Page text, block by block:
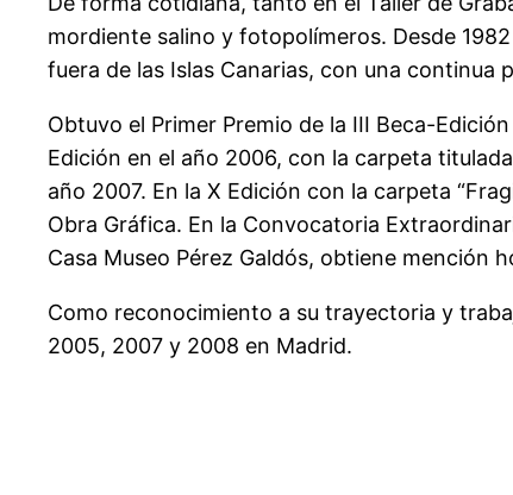
mordiente salino y fotopolímeros. Desde
fuera de las Islas Canarias, con una continua
Obtuvo el Primer Premio de la III Beca-
Edición en el año 2006, con la carpeta
año 2007. En la X Edición con la carpeta
Obra Gráfica. En la Convocatoria
Casa Museo Pérez Galdós, obtiene mención
Como reconocimiento a su trayectoria y
2005, 2007 y 2008 en Madrid.